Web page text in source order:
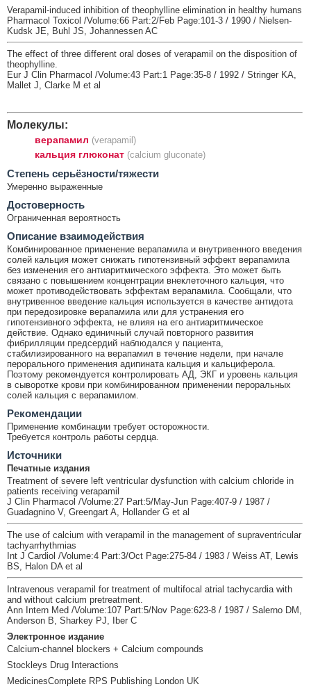
Verapamil-induced inhibition of theophylline elimination in healthy humans
Pharmacol Toxicol /Volume:66 Part:2/Feb Page:101-3 / 1990 / Nielsen-
Kudsk JE, Buhl JS, Johannessen AC
The effect of three different oral doses of verapamil on the disposition of
theophylline.
Eur J Clin Pharmacol /Volume:43 Part:1 Page:35-8 / 1992 / Stringer KA,
Mallet J, Clarke M et al
Молекулы:
верапамил (verapamil)
кальция глюконат (calcium gluconate)
Cтепень серьёзности/тяжести
Умеренно выраженные
Достоверность
Ограниченная вероятность
Описание взаимодействия
Комбинированное применение верапамила и внутривенного введения
солей кальция может снижать гипотензивный эффект верапамила
без изменения его антиаритмического эффекта. Это может быть
связано с повышением концентрации внеклеточного кальция, что
может противодействовать эффектам верапамила. Сообщали, что
внутривенное введение кальция используется в качестве антидота
при передозировке верапамила или для устранения его
гипотензивного эффекта, не влияя на его антиаритмическое
действие. Однако единичный случай повторного развития
фибрилляции предсердий наблюдался у пациента,
стабилизированного на верапамил в течение недели, при начале
перорального применения адипината кальция и кальциферола.
Поэтому рекомендуется контролировать АД, ЭКГ и уровень кальция
в сыворотке крови при комбинированном применении пероральных
солей кальция с верапамилом.
Рекомендации
Применение комбинации требует осторожности.
Требуется контроль работы сердца.
Источники
Печатные издания
Treatment of severe left ventricular dysfunction with calcium chloride in
patients receiving verapamil
J Clin Pharmacol /Volume:27 Part:5/May-Jun Page:407-9 / 1987 /
Guadagnino V, Greengart A, Hollander G et al
The use of calcium with verapamil in the management of supraventricular
tachyarrhythmias
Int J Cardiol /Volume:4 Part:3/Oct Page:275-84 / 1983 / Weiss AT, Lewis
BS, Halon DA et al
Intravenous verapamil for treatment of multifocal atrial tachycardia with
and without calcium pretreatment.
Ann Intern Med /Volume:107 Part:5/Nov Page:623-8 / 1987 / Salerno DM,
Anderson B, Sharkey PJ, Iber C
Электронное издание
Calcium-channel blockers + Calcium compounds
Stockleys Drug Interactions
MedicinesComplete RPS Publishing London UK